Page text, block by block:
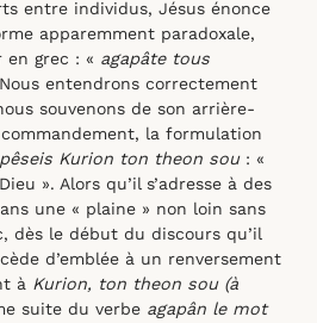
entre individus, Jésus énonce
apparemment paradoxale,
grec : « agapâte tous
entendrons correctement
souvenons de son arrière-
la formulation
Kurion ton theon sou: «
». Alors qu’il s’adresse à des
une « plaine » non loin sans
dès le début du discours qu’il
d’emblée à un renversement
à Kurion, ton theon sou (à
suite du verbe agapân le mot